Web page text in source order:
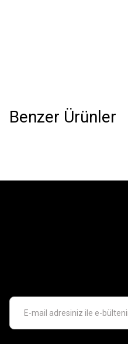
Benzer Ürünler